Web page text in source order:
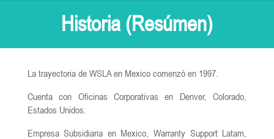
Historia (Resúmen)
La trayectoria de WSLA en Mexico comenzó en 1997.
Cuenta con Oficinas Corporativas en Denver, Colorado,
Estados Unidos.
Empresa Subsidiaria en Mexico, Warranty Support Latam,